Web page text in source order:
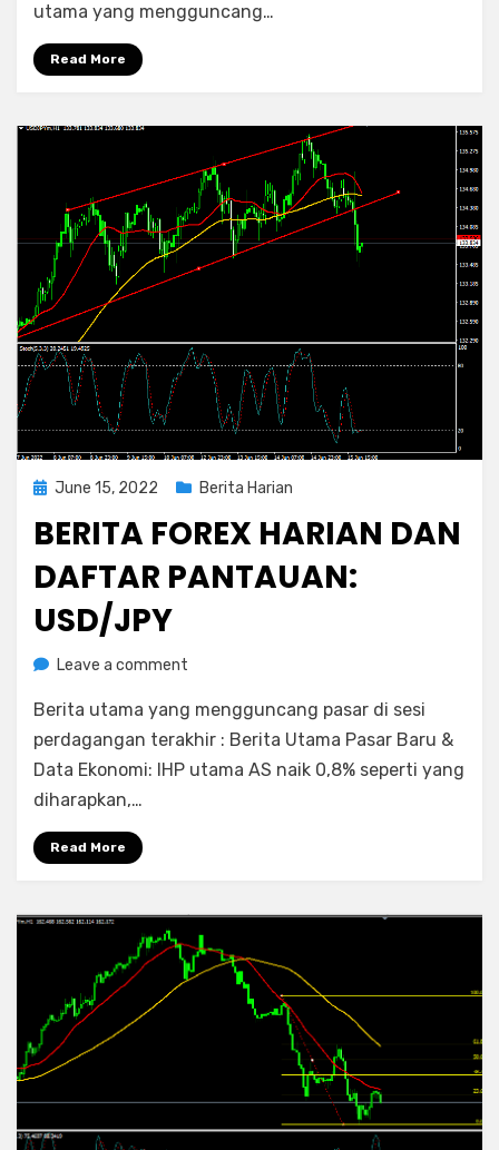
Pantauan:
utama yang mengguncang…
Read More
Posted
June 15, 2022 Berita Harian
BERITA FOREX HARIAN DAN
DAFTAR PANTAUAN:
USD/JPY
byRediyus
Leave a comment
Forex
Harian
dan
Berita utama yang mengguncang pasar di sesi
perdagangan terakhir : Berita Utama Pasar Baru &
Data Ekonomi: IHP utama AS naik 0,8% seperti yang
diharapkan,…
Read More